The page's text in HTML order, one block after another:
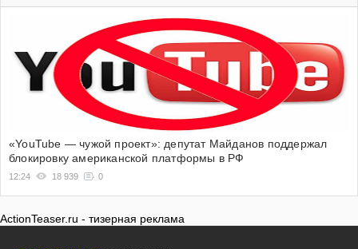
«YouTube — чужой проект»: депутат Майданов поддержал
блокировку американской платформы в РФ
12:24 18 939 0
ActionTeaser.ru - тизерная реклама